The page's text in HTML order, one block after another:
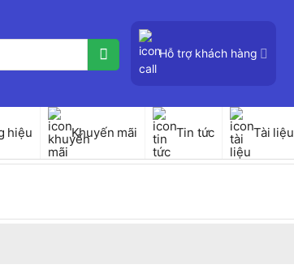
Hỗ trợ khách hàng
hiệu Khuyến mãi Tin tức Tài liệu